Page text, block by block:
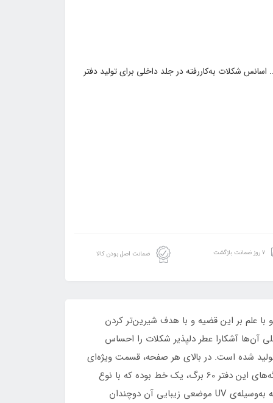
و مناسب برای فعالیته... اسانس شکلات به‌کاررفته در جلد داخلی برای تولید دفتر
۷ روز ضمانت بازگشت ضمانت اصل بودن کالا
با علم بر این قضیه و با هدف شیرین‌تر کردن
آن‌ها آشکارا عطر دلپذیر شکلات را احساس
شده است. در بالای هر صفحه‌، قسمت ویژه‌ا‌ی
برای درج موضوع و تاریخ نوشته‌ها قرار گرفته که می‌توانید با استفاده از آن‌ها به نوشته‌هایتان نظم و ترتیب بیشتری بدهید. برگه‌های این دفتر 60 برگ، یک خط بوده که با نوع
صحافی چسب به یکدیگر متصل شده‌اند. جنس جلد دفتر پیش رویتان مقوای نازک است و با طرح نقاشی عاشقان در زیر باران که به‌وسیله‌ی UV موضعی زیبایی آن دوچندان